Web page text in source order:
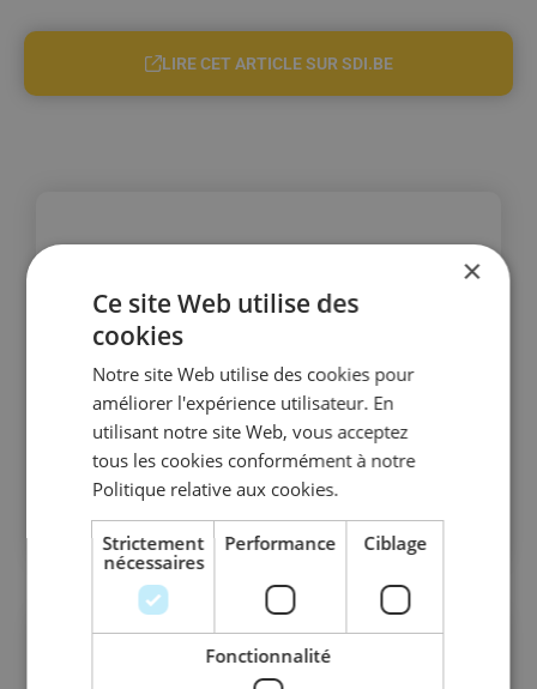
LIRE CET ARTICLE SUR SDI.BE
×
Ce site Web utilise des
cookies
Notre site Web utilise des cookies pour
améliorer l'expérience utilisateur. En
utilisant notre site Web, vous acceptez
tous les cookies conformément à notre
Politique relative aux cookies.
Strictement
nécessaires
Performance Ciblage
Fonctionnalité